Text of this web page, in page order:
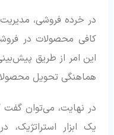
در خرده‌ فروشی،
کافی محصولات در
این امر از طریق
هماهنگی تحویل
در نهایت، می‌توان گفت
یک ابزار استراتژیک،